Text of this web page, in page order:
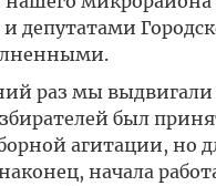
депутатами
раз мы выдвигали
был
агитации, но
начала